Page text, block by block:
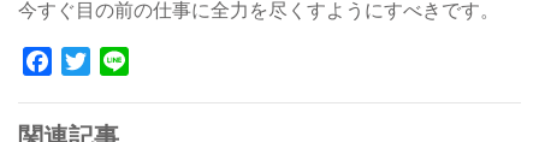
今すぐ目の前の仕事に全力を尽くすようにすべきです。
Facebook
Twitter